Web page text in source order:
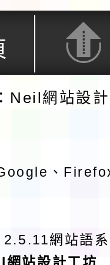
Neil網站設
、
2.5.11網站語